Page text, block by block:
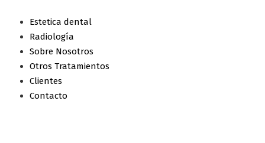
Estetica dental
Radiología
Sobre Nosotros
Otros Tratamientos
Clientes
Contacto